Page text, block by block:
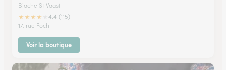
Biache St Vaast
★★★★
4.4 (115)
17, rue Foch
Voir la boutique